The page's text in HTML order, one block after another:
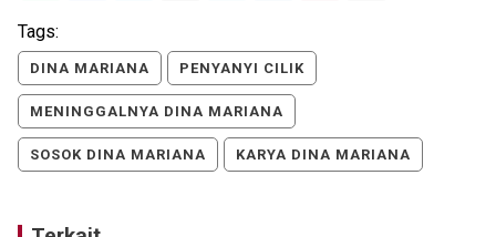
Tags:
DINA MARIANA PENYANYI CILIK
MENINGGALNYA DINA MARIANA
SOSOK DINA MARIANA KARYA DINA MARIANA